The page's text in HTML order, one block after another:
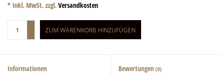
* Inkl. MwSt. zzgl. Versandkosten
ZUM WARENKORB HINZUFÜGEN
Informationen Bewertungen (0)